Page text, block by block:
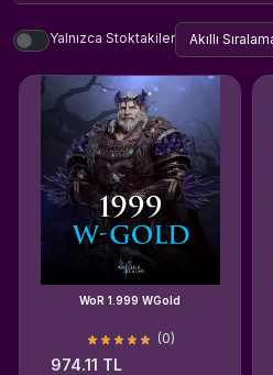
Yalnızca Stoktakiler
WoR 1.999 WGold
(0)
974.11 TL